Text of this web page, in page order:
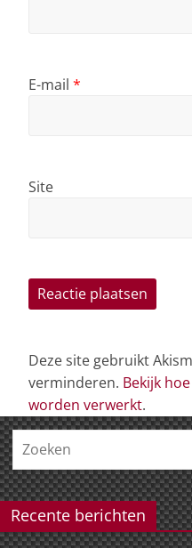
E-mail *
Site
Deze site gebruikt
verminderen. Bekijk
worden verwerkt.
Recente berichten